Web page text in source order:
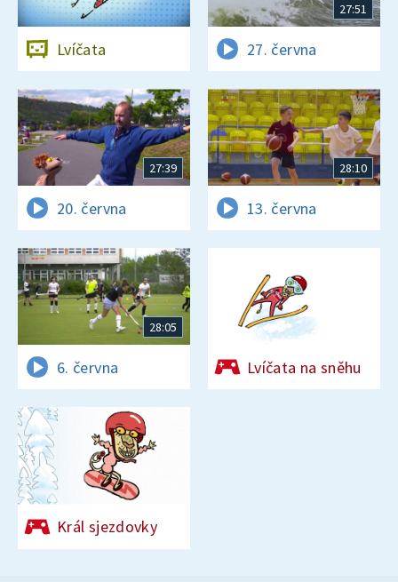
Lvíčata
27:51
27. června
27:39
20. června
28:10
13. června
28:05
6. června Lvíčata na sněhu
Král sjezdovky